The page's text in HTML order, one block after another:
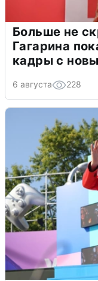
Больше не
Гагарина
кадры с
6 августа 228